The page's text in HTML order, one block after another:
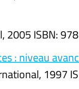
2005 ISBN:
: niveau
1997